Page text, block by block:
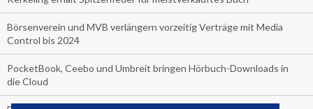
Börsenverein und MVB verlängern vorzeitig Verträge mit Media
Control bis 2024
PocketBook, Ceebo und Umbreit bringen Hörbuch-Downloads in
die Cloud